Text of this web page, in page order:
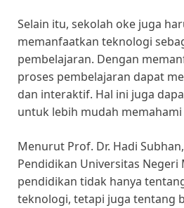
Selain itu, sekolah oke juga
memanfaatkan teknologi
pembelajaran. Dengan
proses pembelajaran dapat
dan interaktif. Hal ini juga
untuk lebih mudah
Menurut Prof. Dr. Hadi
Pendidikan Universitas Negeri
pendidikan tidak hanya
teknologi, tetapi juga tentang